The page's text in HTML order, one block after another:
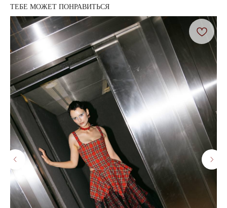
ТЕБЕ МОЖЕТ ПОНРАВИТЬСЯ